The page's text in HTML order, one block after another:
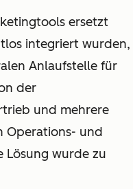
ersetzt
integriert wurden,
Anlaufstelle für
der
und mehrere
Operations- und
Lösung wurde zu